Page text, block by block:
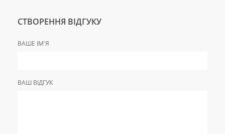
СТВОРЕННЯ ВІДГУКУ
ВАШЕ ІМ'Я
ВАШ ВІДГУК